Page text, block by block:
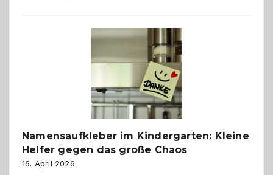
wann
ist
eine
Hundepension
die
richtige
Namensaufkleber im Kindergarten: Kleine
Helfer gegen das große Chaos
16. April 2026